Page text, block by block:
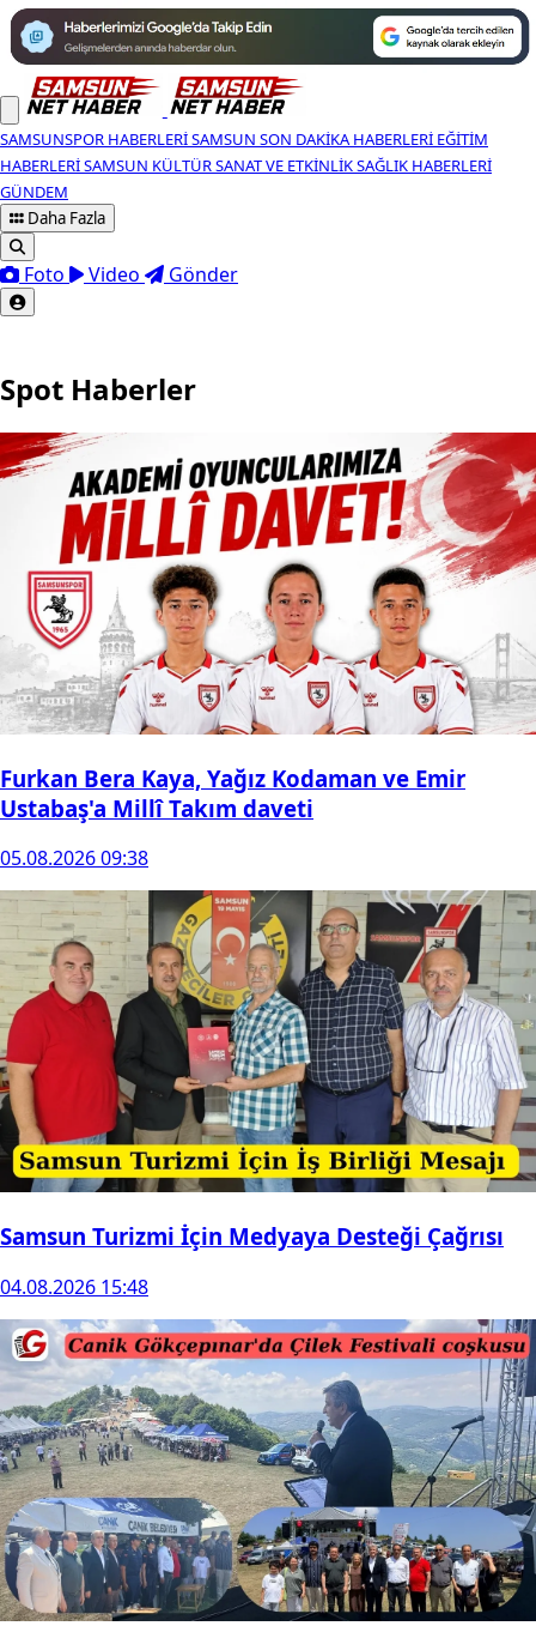
SAMSUNSPOR HABERLERISAMSUN SON DAKIKA HABERLERI EĞITIM
HABERLERISAMSUN KÜLTÜR SANAT VE ETKINLIKSAĞLIK HABERLERI
GÜNDEM
Daha Fazla
Foto Video Gönder
Spot Haberler
Furkan Bera Kaya, Yağız Kodaman ve Emir
Ustabaş'a Millî Takım daveti
05.08.2026 09:38
Samsun Turizmi İçin Medyaya Desteği Çağrısı
04.08.2026 15:48